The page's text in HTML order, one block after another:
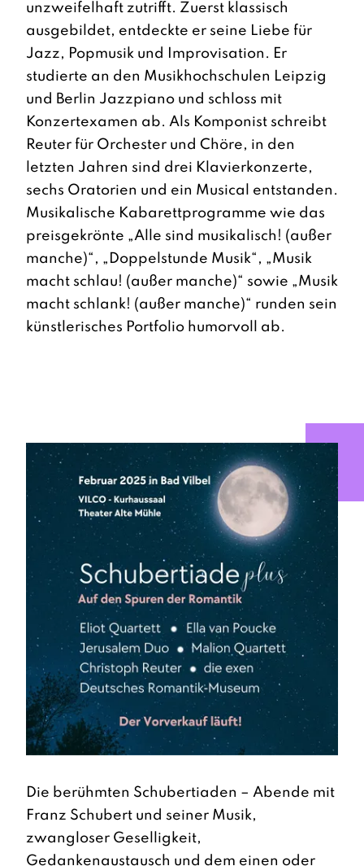
unzweifelhaft zutrifft. Zuerst klassisch
ausgebildet, entdeckte er seine Liebe für
Jazz, Popmusik und Improvisation. Er
studierte an den Musikhochschulen Leipzig
und Berlin Jazzpiano und schloss mit
Konzertexamen ab. Als Komponist schreibt
Reuter für Orchester und Chöre, in den
letzten Jahren sind drei Klavierkonzerte,
sechs Oratorien und ein Musical entstanden.
Musikalische Kabarettprogramme wie das
preisgekrönte „Alle sind musikalisch! (außer
manche)“, „Doppelstunde Musik“, „Musik
macht schlau! (außer manche)“ sowie „Musik
macht schlank! (außer manche)“ runden sein
künstlerisches Portfolio humorvoll ab.
Die berühmten Schubertiaden – Abende mit
Franz Schubert und seiner Musik,
zwangloser Geselligkeit,
Gedankenaustausch und dem einen oder